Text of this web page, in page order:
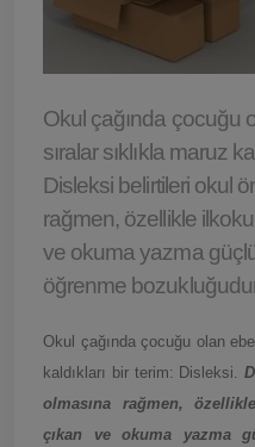
Okul çağında çocuğu
sıralar sıklıkla maruz
Disleksi belirtileri okul
rağmen, özellikle
ve okuma yazma
öğrenme
Okul çağında çocuğu olan
kaldıkları bir terim: Disleksi.
olmasına rağmen,
çıkan ve okuma yazma